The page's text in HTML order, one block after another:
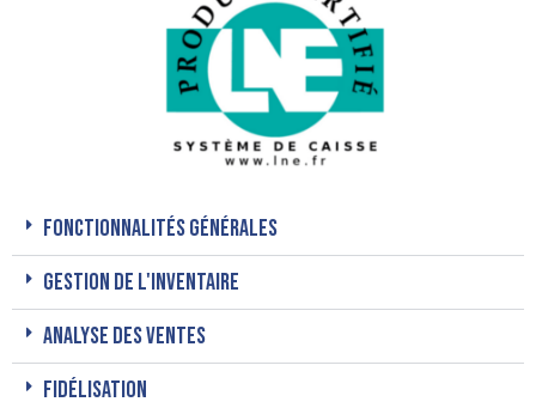
Fonctionnalités générales
Gestion de l'inventaire
Analyse des ventes
Fidélisation